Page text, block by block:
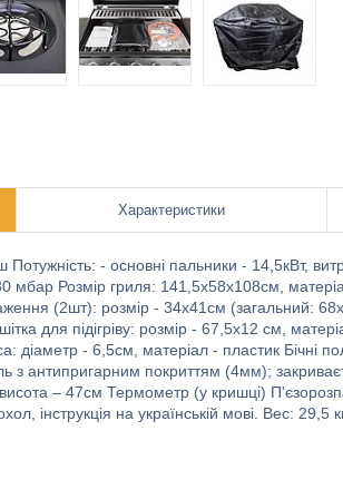
Характеристики
- основні пальники - 14,5кВт,
мбар Розмір гриля: 141,5x58x108см,
(2шт): розмір - 34х41см (загальний:
для підігріву: розмір - 67,5x12 см,
діаметр - 6,5см, матеріал - пластик Бічні
з антипригарним покриттям (4мм);
– 47см Термометр (у кришці)
інструкція на українській мові. Вес: 29,5